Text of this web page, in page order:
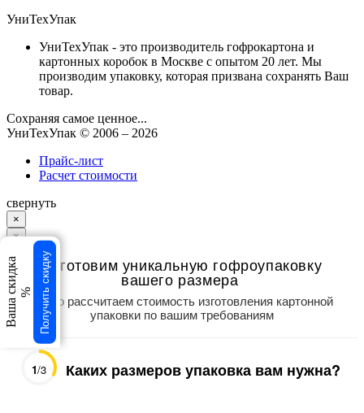
УниТехУпак
УниТехУпак - это производитель гофрокартона и
картонных коробок в Москве с опытом 20 лет. Мы
производим упаковку, которая призвана сохранять Ваш
товар.
Сохраняя самое ценное...
УниТехУпак © 2006 – 2026
Прайс-лист
Расчет стоимости
свернуть
×
×
Изготовим уникальную гофроупаковку
вашего размера
Точно рассчитаем стоимость изготовления картонной
упаковки по вашим требованиям
1/3 Каких размеров упаковка вам нужна?
Ваша скидка % Получить скидку